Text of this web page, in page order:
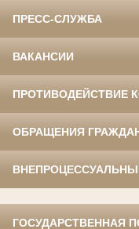
ПРЕСС-СЛУЖБА
ВАКАНСИИ
ПРОТИВОДЕЙСТВИЕ
ОБРАЩЕНИЯ
ГОСУДАРСТВЕННАЯ